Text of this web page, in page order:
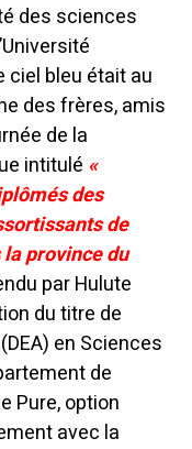
des sciences
ciel bleu était au
des frères, amis
de la
intitulé «
des
de
province du
par Hulute
du titre de
en Sciences
de
Pure, option
avec la